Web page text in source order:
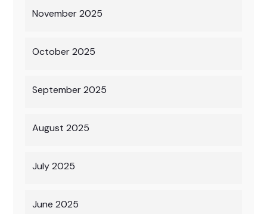
November 2025
October 2025
September 2025
August 2025
July 2025
June 2025